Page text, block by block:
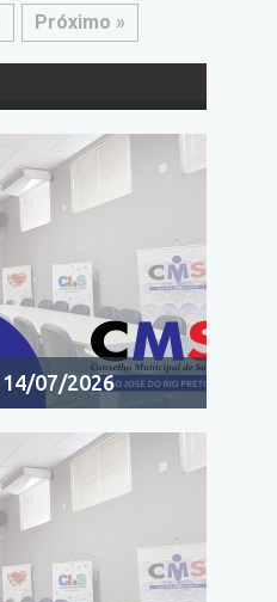
Próximo »
07/2026